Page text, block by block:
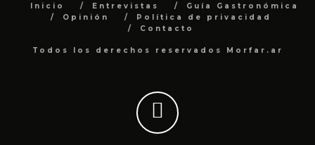
Inicio Entrevistas
Guía Gastronómica
Opinión
Política de privacidad
Contacto
Todos los derechos reservados Morfar.ar